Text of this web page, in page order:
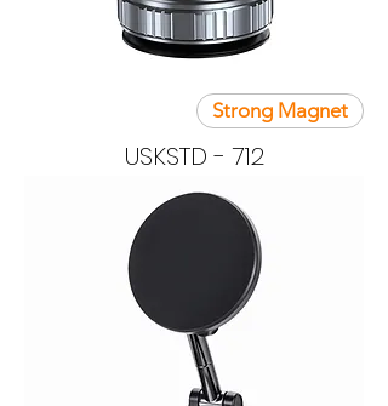
Strong Magnet
USKSTD - 712